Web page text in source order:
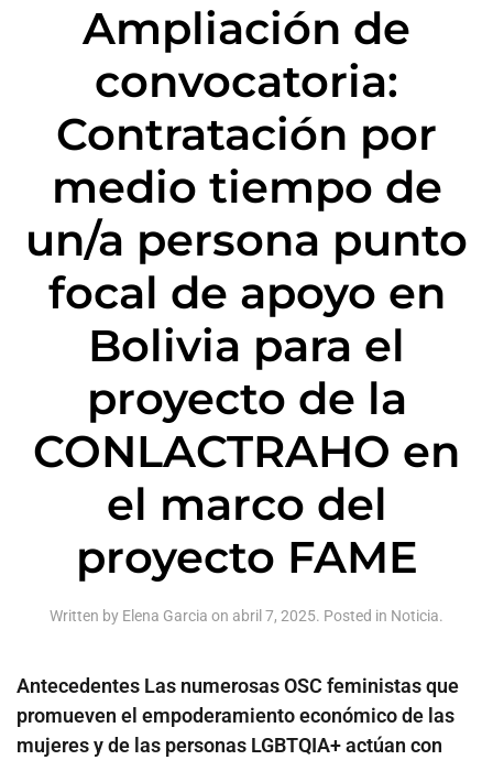
Ampliación de
convocatoria:
Contratación por
medio tiempo de
un/a persona punto
focal de apoyo en
Bolivia para el
proyecto de la
CONLACTRAHO en
el marco del
proyecto FAME
Written by Elena Garcia on abril 7, 2025. Posted in Noticia.
Antecedentes Las numerosas OSC feministas que
promueven el empoderamiento económico de las
mujeres y de las personas LGBTQIA+ actúan con